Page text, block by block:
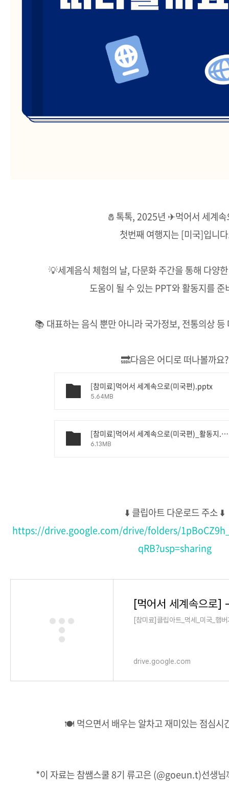
🧂톡톡, 2025년 ✈먹어서 세계속
첫번째 여행지는 [미국]입니
💡세계음식 체험의 날, 다문화 주간을 통해 다양
도움이 될 수 있는 PPT와 활동지를 준
📚 대표하는 음식 뿐만 아니라 국가정보, 전통의상
🔜다음은 어디로 떠나볼까요?
[참미료]먹어서 세계속으로(미국편).pptx
5.64MB
[참미료]먹어서 세계속으로(미국편)_활동지.pptx
6.13MB
⬇️ 클립아트 다운로드 주소 ⬇️
https://drive.google.com/drive/folders/
qRB?usp=sharing
[먹어서 세계속으로
[참미료]클립아트_먹세_미국_햄
drive.google.com
🍽 먹으면서 배우는 알차고 재미있는 점심시
*이 자료는 참쌤스쿨 8기 류고은 (@goeun.t)선생님